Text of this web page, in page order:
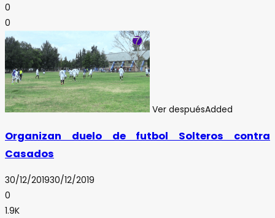
0
0
Ver despuésAdded
Organizan duelo de futbol Solteros contra
Casados
30/12/201930/12/2019
0
1.9K